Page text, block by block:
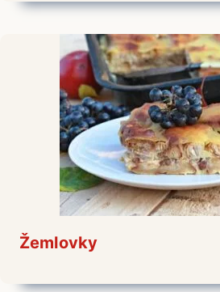
Žemlovky